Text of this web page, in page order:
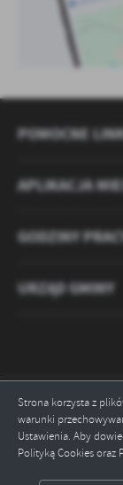
Strona korzysta z
warunki
Ustawienia. Aby
Polityką Cookies oraz
POMOCNE
APLIKACJA
GODZINY
URZĄD GMINY